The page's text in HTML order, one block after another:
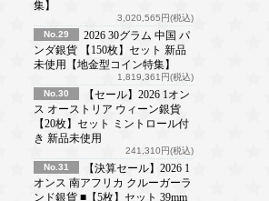
集】
3,020,565円(税込)
No.29
2026 30グラム 中国 パ
ンダ銀貨 【150枚】セット 新品
未使用【地金型コイン特集】
1,819,361円(税込)
No.30
【セール】2026 1オン
ス オーストリア ウィーン銀貨
【20枚】セット ミントロール付
き 新品未使用
241,310円(税込)
No.31
【決算セール】2026 1
オンス 南アフリカ クルーガーラ
ンド銀貨 ■【5枚】セット 39mm